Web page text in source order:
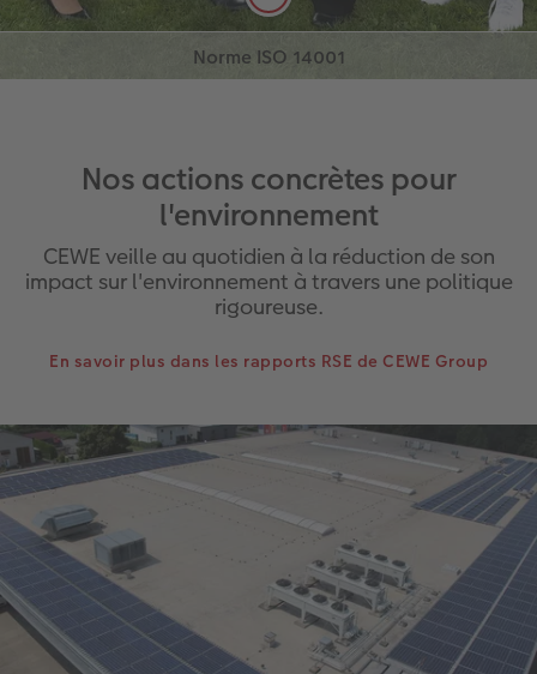
pour tous ses sites de production. ​
La norme ISO 14001 définit les exigences
applicables aux systèmes de management
environnemental. Elle fournit un cadre structuré
d’amélioration continue du groupe.
Nos actions concrètes pour
l'environnement
CEWE veille au quotidien à la réduction de son
impact sur l'environnement à travers une politique
rigoureuse.
En savoir plus dans les rapports RSE de CEWE Group